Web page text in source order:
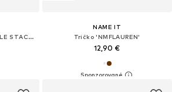
Tenisky 'CTAS LIFT DOUBLE STACK'
NAME IT
Tričko 'NMFLAUREN'
12,90 €